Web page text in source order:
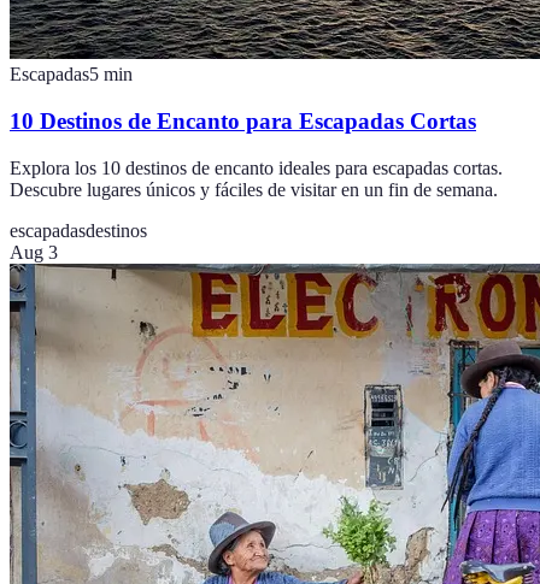
Escapadas5 min
10 Destinos de Encanto para Escapadas Cortas
Explora los 10 destinos de encanto ideales para escapadas cortas.
Descubre lugares únicos y fáciles de visitar en un fin de semana.
escapadasdestinos
Aug 3